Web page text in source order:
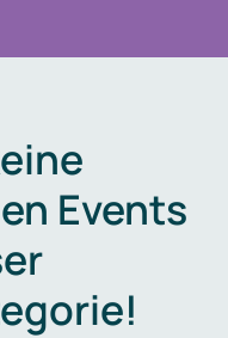
Events